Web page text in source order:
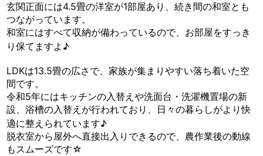
玄関正面には4.5畳の洋室が1部屋あり、続き間の和室とも
つながっています。
和室にはすべて収納が備わっているので、お部屋をすっき
り保てますよ♪
LDKは13.5畳の広さで、家族が集まりやすい落ち着いた空
間です。
令和5年にはキッチンの入替えや洗面台・洗濯機置場の新
設、浴槽の入替えが行われており、日々の暮らしがより快
適に整えられています♪
脱衣室から屋外へ直接出入りできるので、農作業後の動線
もスムーズです☆